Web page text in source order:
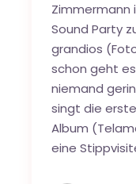
Zimmermann
Sound Party
grandios
schon geht
niemand
singt die
Album
eine